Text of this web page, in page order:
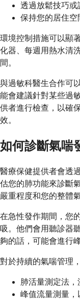
透過放鬆技巧或
保持您的居住
環境控制措施可以顯
化器、每週用熱水清
間。
與過敏科醫生合作可
能會建議針對某些過
供者進行檢查，以確
效。
如何診斷氣喘
醫療保健提供者會透
估您的肺功能來診斷
嚴重程度和您的整體
在急性發作期間，您
吸。他們會用聽診器
夠的話，可能會進行
對於持續的氣喘管理
肺活量測定法
峰值流量測量